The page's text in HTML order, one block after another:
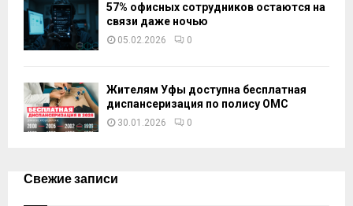
57% офисных сотрудников остаются на
связи даже ночью
05.02.2026 0
Жителям Уфы доступна бесплатная
диспансеризация по полису ОМС
30.01.2026 0
Свежие записи